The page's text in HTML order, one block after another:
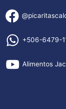
+506-6479-
Alimentos